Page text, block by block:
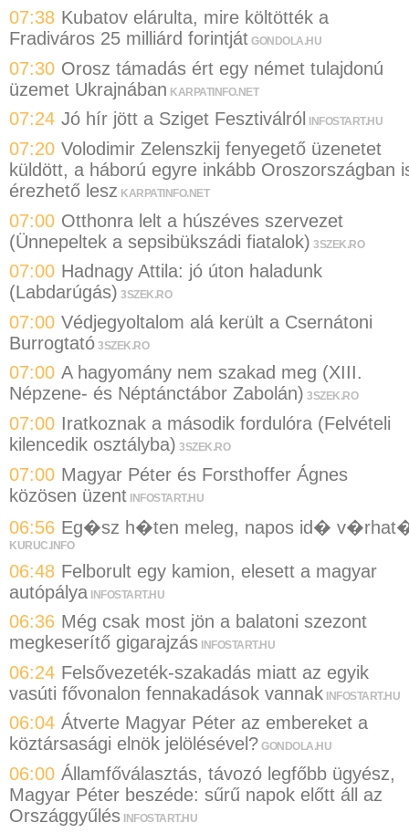
07:38 Kubatov elárulta, mire költötték a
Fradiváros 25 milliárd forintját GONDOLA.HU
07:30 Orosz támadás ért egy német tulajdonú
üzemet Ukrajnában KARPATINFO.NET
07:24 Jó hír jött a Sziget Fesztiválról INFOSTART.HU
07:20 Volodimir Zelenszkij fenyegető üzenetet
küldött, a háború egyre inkább Oroszországban
érezhető lesz KARPATINFO.NET
07:00 Otthonra lelt a húszéves szervezet
(Ünnepeltek a sepsibükszádi fiatalok) 3SZEK.RO
07:00 Hadnagy Attila: jó úton haladunk
(Labdarúgás) 3SZEK.RO
07:00 Védjegyoltalom alá került a Csernátoni
Burrogtató 3SZEK.RO
07:00 A hagyomány nem szakad meg (XIII.
Népzene- és Néptánctábor Zabolán) 3SZEK.RO
07:00 Iratkoznak a második fordulóra (Felvételi
kilencedik osztályba) 3SZEK.RO
07:00 Magyar Péter és Forsthoffer Ágnes
közösen üzent INFOSTART.HU
06:56 Eg�sz h�ten meleg, napos id�
KURUC.INFO
06:48 Felborult egy kamion, elesett a magyar
autópálya INFOSTART.HU
06:36 Még csak most jön a balatoni szezont
megkeserítő gigarajzás INFOSTART.HU
06:24 Felsővezeték-szakadás miatt az egyik
vasúti fővonalon fennakadások vannak INFOSTART.HU
06:04 Átverte Magyar Péter az embereket a
köztársasági elnök jelölésével? GONDOLA.HU
06:00 Államfőválasztás, távozó legfőbb ügyész,
Magyar Péter beszéde: sűrű napok előtt áll az
Országgyűlés INFOSTART.HU